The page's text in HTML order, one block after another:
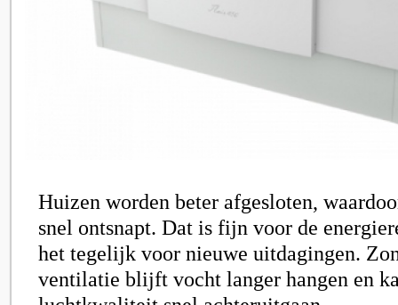
Huizen worden beter afgesloten,
snel ontsnapt. Dat is fijn voor de
het tegelijk voor nieuwe uitdagingen.
ventilatie blijft vocht langer hangen en